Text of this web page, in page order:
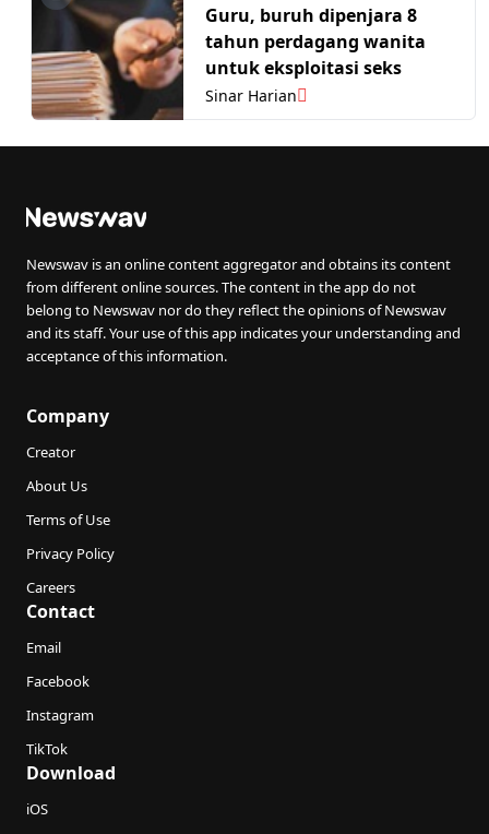
Guru, buruh dipenjara 8
tahun perdagang wanita
untuk eksploitasi seks
Sinar Harian
Newswav is an online content aggregator and obtains its content
from different online sources. The content in the app do not
belong to Newswav nor do they reflect the opinions of Newswav
and its staff. Your use of this app indicates your understanding and
acceptance of this information.
Company
Creator
About Us
Terms of Use
Privacy Policy
Careers
Contact
Email
Facebook
Instagram
TikTok
Download
iOS